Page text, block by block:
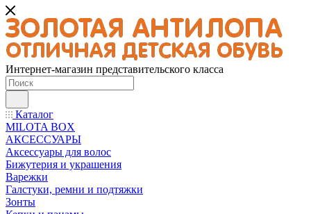
Интернет-магазин представительского класса
Каталог
MILOTA BOX
АКСЕССУАРЫ
Аксессуары для волос
Бижутерия и украшения
Варежки
Галстуки, ремни и подтяжки
Зонты